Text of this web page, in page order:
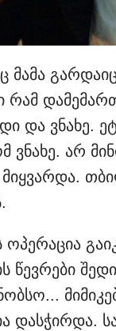
მამა
რამ
და ვნახე.
ვნახე. არ
წევრები
დასჭირდა.